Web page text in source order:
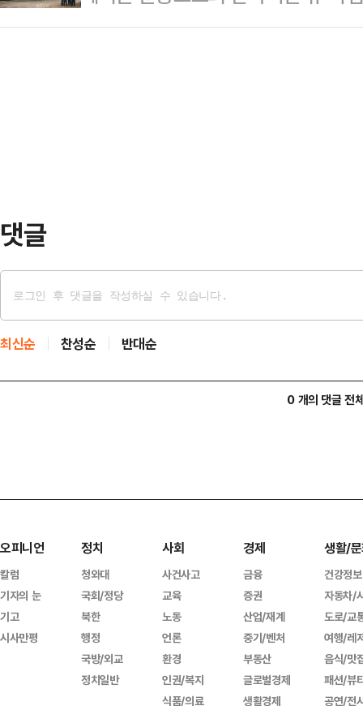
시설 등을 기부채납해 최종적…
기는 정권은 없다. 국민은 영원하고
제 등이 맞물리면서 건설현장 내
댓글
최신순 찬성순 반대순
0 개의 댓글 전
오피니언
칼럼
기자의 눈
기고
시사만평
정치
청와대
국회/정당
북한
행정
국방/외교
정치일반
사회
사건사고
교육
노동
언론
환경
인권/복지
식품/의료
경제
금융
증권
산업/재계
중기/벤처
부동산
글로벌경제
생활경제
생활/
건강정보
자동차/
도로/교
여행/레
음식/맛
패션/뷰
공연/전